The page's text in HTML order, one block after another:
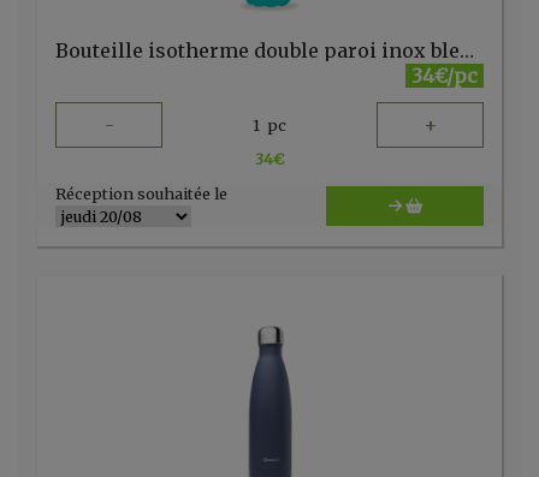
Bouteille isotherme double paroi inox bleu lagon 1l Qwetch
34€/pc
- 1 pc +
34€
Réception souhaitée le